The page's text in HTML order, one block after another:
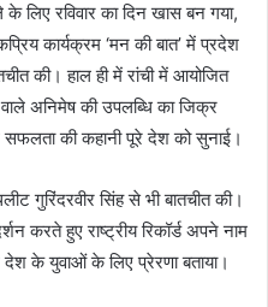
लिए रविवार का दिन खास बन गया,
कार्यक्रम ‘मन की बात’ में प्रदेश
की। हाल ही में रांची में आयोजित
वाले अनिमेष की उपलब्धि का जिक्र
की कहानी पूरे देश को सुनाई।
गुरिंदरवीर सिंह से भी बातचीत की।
करते हुए राष्ट्रीय रिकॉर्ड अपने नाम
के युवाओं के लिए प्रेरणा बताया।